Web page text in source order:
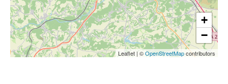
+
−
Leaflet | ©OpenStreetMapcontributors